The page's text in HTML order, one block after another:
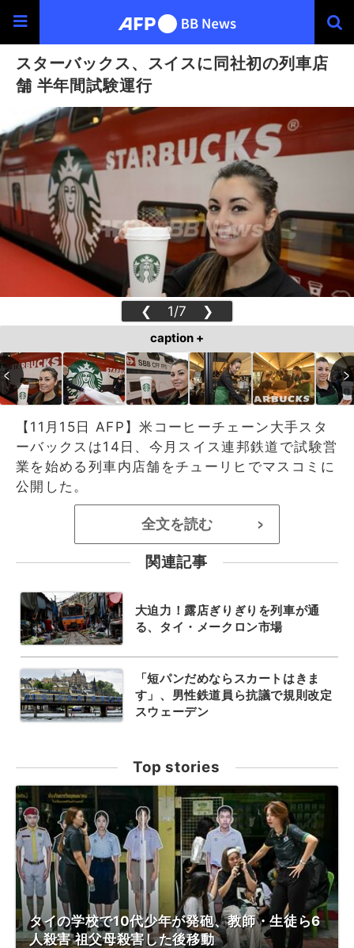
スターバックス、スイスに同社初の列車店
舗 半年間試験運行
❮ 1/7 ❯
caption +
【11月15日 AFP】米コーヒーチェーン大手スタ
ーバックスは14日、今月スイス連邦鉄道で試験営
業を始める列車内店舗をチューリヒでマスコミに
公開した。
全文を読む >
関連記事
大迫力！露店ぎりぎりを列車が通
る、タイ・メークロン市場
「短パンだめならスカートはきま
す」、男性鉄道員ら抗議で規則改定
スウェーデン
Top stories
タイの学校で10代少年が発砲、教師・生徒ら6
人殺害 祖父母殺害した後移動